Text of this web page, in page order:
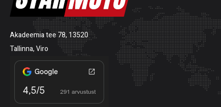
Akadeemia tee 78, 13520
Tallinna, Viro